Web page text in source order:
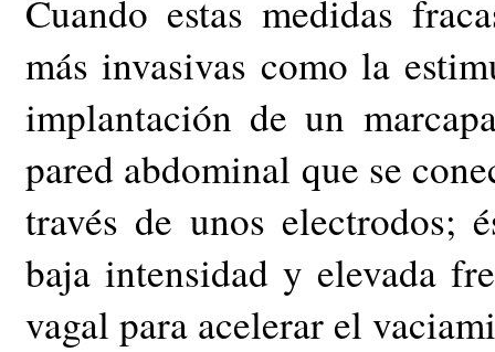
Cuando estas medidas
más invasivas como la
implantación de un
pared abdominal que se
través de unos electrodos;
baja intensidad y elevada
vagal para acelerar el